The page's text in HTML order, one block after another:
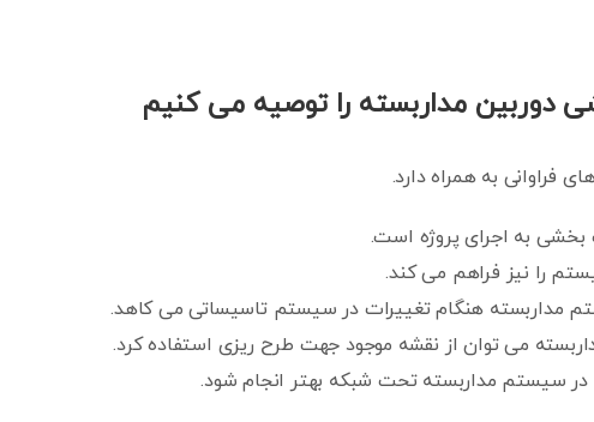
مداربسته را توصیه می کنیم
به همراه دارد.
به اجرای پروژه است.
را نیز فراهم می کند.
مداربسته هنگام تغییرات در سیستم تاسیساتی می کاهد.
می توان از نقشه موجود جهت طرح ریزی استفاده کرد.
سیستم مداربسته تحت شبکه بهتر انجام شود.